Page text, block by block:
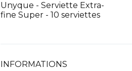
Unyque - Serviette Extra-
fine Super - 10 serviettes
INFORMATIONS